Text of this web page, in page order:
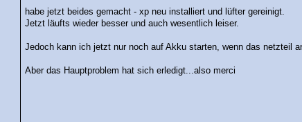
habe jetzt beides gemacht - xp neu installiert und lüfter gereinigt.
Jetzt läufts wieder besser und auch wesentlich leiser.
Jedoch kann ich jetzt nur noch auf Akku starten, wenn das netzteil
Aber das Hauptproblem hat sich erledigt...also merci